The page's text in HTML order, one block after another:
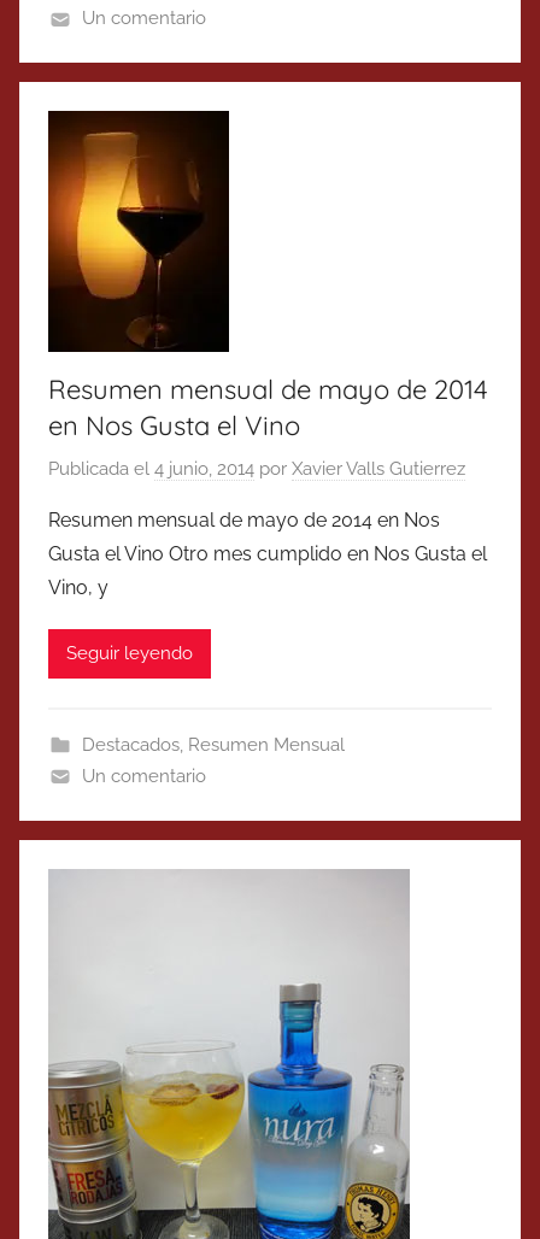
Un comentario
Resumen mensual de mayo de 2014
en Nos Gusta el Vino
Publicada el 4 junio, 2014 por Xavier Valls Gutierrez
Resumen mensual de mayo de 2014 en Nos
Gusta el Vino Otro mes cumplido en Nos Gusta el
Vino, y
Seguir leyendo
Destacados, Resumen Mensual
Un comentario